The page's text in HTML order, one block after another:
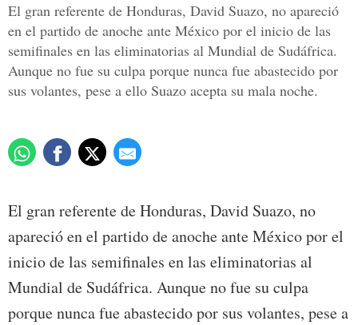
El gran referente de Honduras, David Suazo, no apareció
en el partido de anoche ante México por el inicio de las
semifinales en las eliminatorias al Mundial de Sudáfrica.
Aunque no fue su culpa porque nunca fue abastecido por
sus volantes, pese a ello Suazo acepta su mala noche.
El gran referente de Honduras, David Suazo, no
apareció en el partido de anoche ante México por el
inicio de las semifinales en las eliminatorias al
Mundial de Sudáfrica. Aunque no fue su culpa
porque nunca fue abastecido por sus volantes, pese a